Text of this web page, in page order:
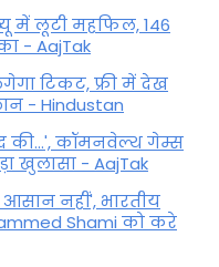
में लूटी महफिल, 146
- AajTak
टिकट, फ्री में देख
- Hindustan
की...', कॉमनवेल्थ गेम्स
खुलासा - AajTak
नहीं', भारतीय
Shami को करे